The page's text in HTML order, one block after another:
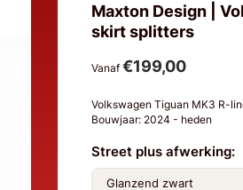
Maxton Design |
skirt splitters
Vanaf €199,00
Volkswagen Tiguan MK3 R-
Bouwjaar: 2024 - heden
Street plus afwerking: